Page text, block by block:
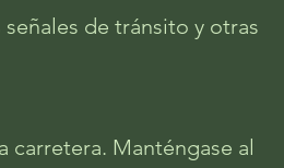
de tránsito y otras
carretera. Manténgase al